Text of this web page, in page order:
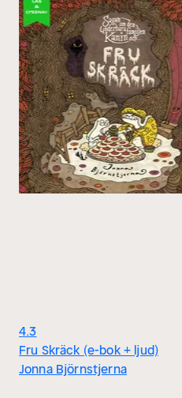
4.3
Fru Skräck (e-bok + ljud)
Jonna Björnstjerna